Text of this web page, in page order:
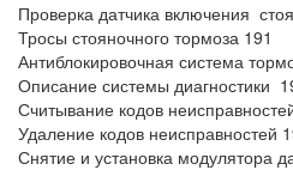
Проверка датчика включения
Тросы стояночного тормоза 191
Антиблокировочная система
Описание системы диагностики
Считывание кодов
Удаление кодов неисправностей
Снятие и установка модулятора